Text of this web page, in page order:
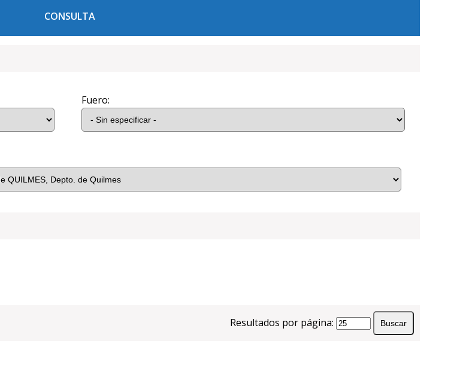
CONSULTA
Fuero:
Resultados por página: